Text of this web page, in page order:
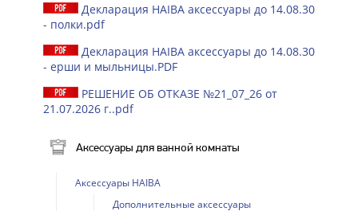
Декларация HAIBA аксессуары до 14.08.30
- полки.pdf
Декларация HAIBA аксессуары до 14.08.30
- ерши и мыльницы.PDF
РЕШЕНИЕ ОБ ОТКАЗЕ №21_07_26 от
21.07.2026 г..pdf
Аксессуары для ванной комнаты
Аксессуары HAIBA
Дополнительные аксессуары